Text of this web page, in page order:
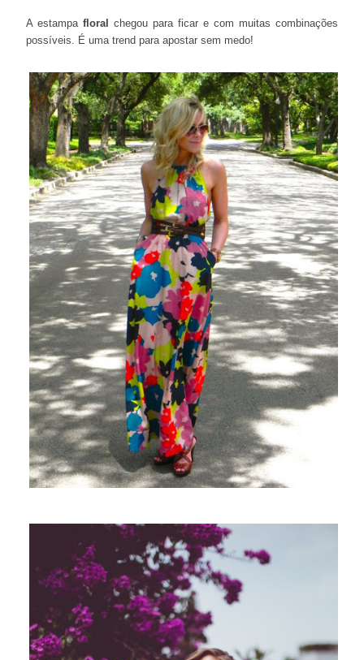
A estampa floral chegou para ficar e com muitas combinações
possíveis. É uma trend para apostar sem medo!